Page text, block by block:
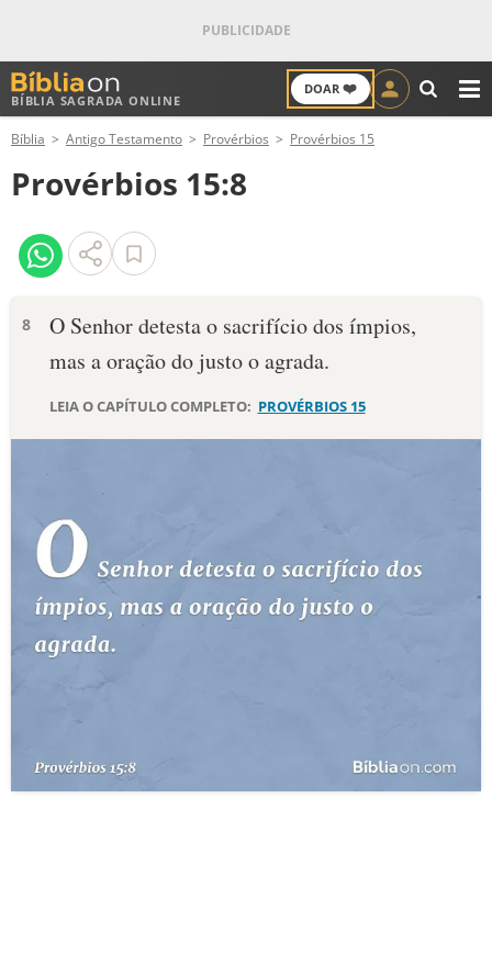
BÍBLIA SAGRADA ONLINE
DOAR ❤️
ANTIGO TESTAMENTO
NOVO TESTAMENTO
VERSÍCULOS
PALAVRA DO DIA
10 MANDAMENTOS
ESTUDOS BÍBLICOS
ESBOÇOS DE PREGAÇÃO
PERGUNTE À BÍBLIA
Bíblia Antigo Testamento Provérbios Provérbios 15
Provérbios 15:8
8
O Senhor detesta o sacrifício dos ímpios,
mas a oração do justo o agrada.
LEIA O CAPÍTULO COMPLETO: PROVÉRBIOS 15